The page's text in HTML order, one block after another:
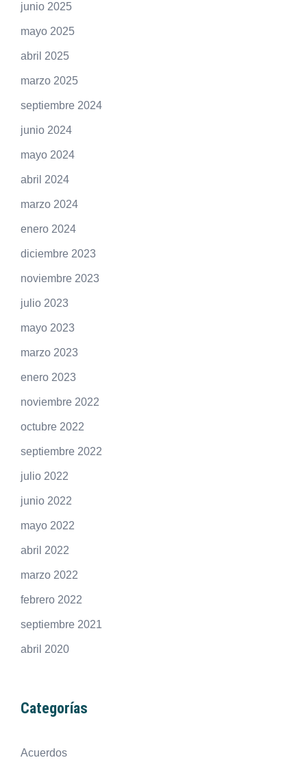
junio 2025
mayo 2025
abril 2025
marzo 2025
septiembre 2024
junio 2024
mayo 2024
abril 2024
marzo 2024
enero 2024
diciembre 2023
noviembre 2023
julio 2023
mayo 2023
marzo 2023
enero 2023
noviembre 2022
octubre 2022
septiembre 2022
julio 2022
junio 2022
mayo 2022
abril 2022
marzo 2022
febrero 2022
septiembre 2021
abril 2020
Categorías
Acuerdos